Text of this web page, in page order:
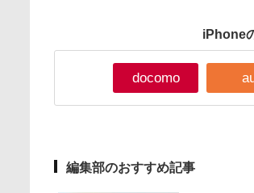
iPhone
docomo
編集部のおすすめ記事